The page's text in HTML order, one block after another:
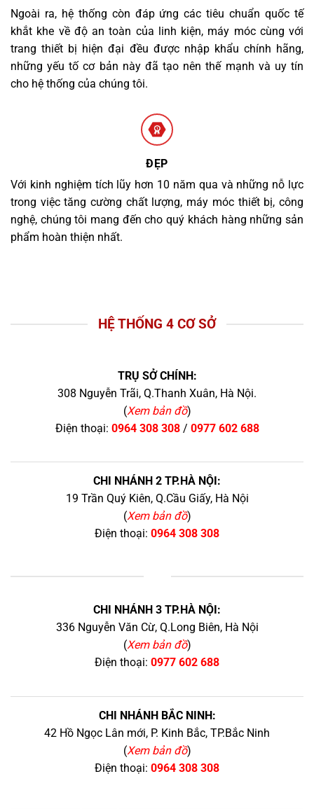
Ngoài ra, hệ thống còn đáp ứng các tiêu chuẩn quốc tế
khắt khe về độ an toàn của linh kiện, máy móc cùng với
trang thiết bị hiện đại đều được nhập khẩu chính hãng,
những yếu tố cơ bản này đã tạo nên thế mạnh và uy tín
cho hệ thống của chúng tôi.
ĐẸP
Với kinh nghiệm tích lũy hơn 10 năm qua và những nỗ lực
trong việc tăng cường chất lượng, máy móc thiết bị, công
nghệ, chúng tôi mang đến cho quý khách hàng những sản
phẩm hoàn thiện nhất.
HỆ THỐNG 4 CƠ SỞ
TRỤ SỞ CHÍNH:
308 Nguyễn Trãi, Q.Thanh Xuân, Hà Nội.
(Xem bản đồ)
Điện thoại: 0964 308 308/ 0977 602 688
CHI NHÁNH 2 TP.HÀ NỘI:
19 Trần Quý Kiên, Q.Cầu Giấy, Hà Nội
(Xem bản đồ)
Điện thoại: 0964 308 308
CHI NHÁNH 3 TP.HÀ NỘI:
336 Nguyễn Văn Cừ, Q.Long Biên, Hà Nội
(Xem bản đồ)
Điện thoại: 0977 602 688
CHI NHÁNH BẮC NINH:
42 Hồ Ngọc Lân mới, P. Kinh Bắc, TP.Bắc Ninh
(Xem bản đồ)
Điện thoại: 0964 308 308